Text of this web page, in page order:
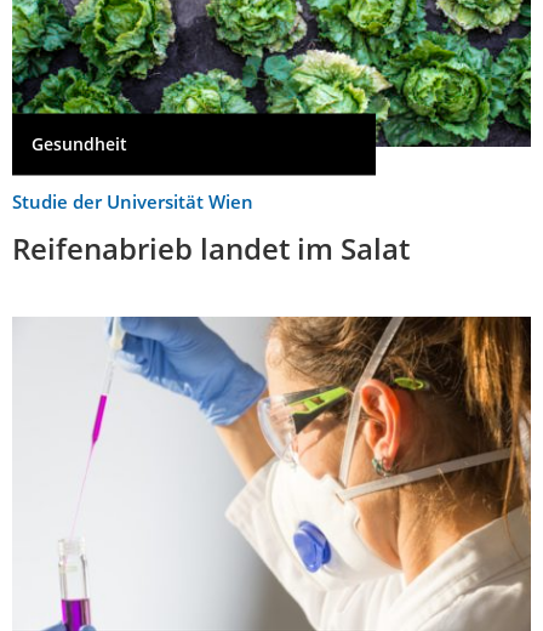
Gesundheit
Studie der Universität Wien
Reifenabrieb landet im Salat